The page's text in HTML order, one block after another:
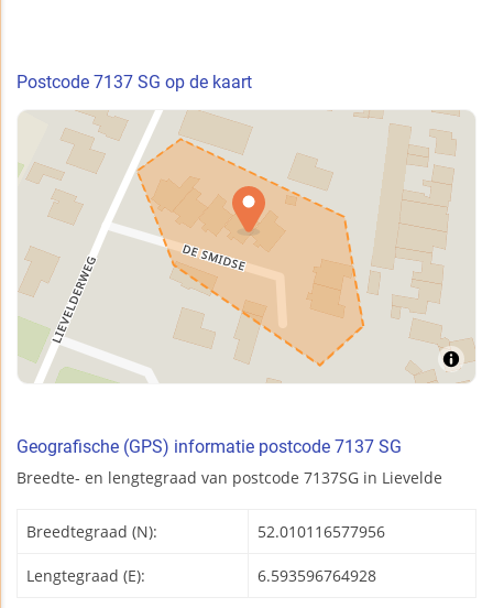
Postcode 7137 SG op de kaart
Geografische (GPS) informatie postcode 7137 SG
Breedte- en lengtegraad van postcode 7137SG in Lievelde
Breedtegraad (N): 52.010116577956
Lengtegraad (E): 6.593596764928